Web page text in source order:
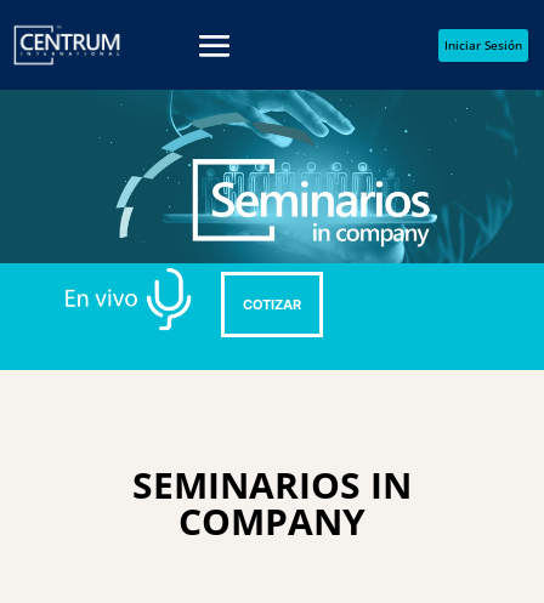
Iniciar Sesión
COTIZAR
SEMINARIOS IN
COMPANY